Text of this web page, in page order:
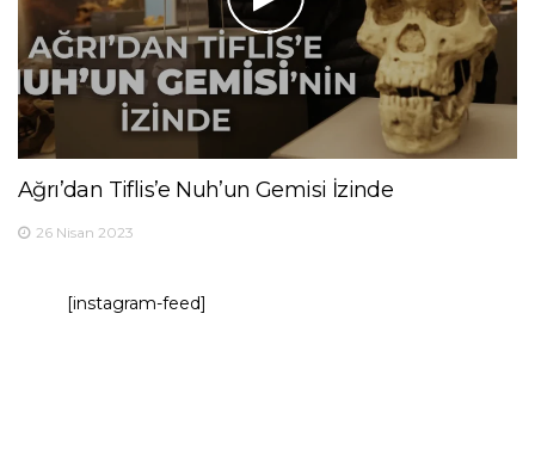
Ağrı’dan Tiflis’e Nuh’un Gemisi İzinde
26 Nisan 2023
[instagram-feed]